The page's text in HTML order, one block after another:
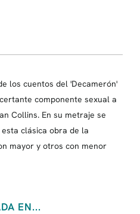
los cuentos del 'Decamerón'
componente sexual a
Collins. En su metraje se
clásica obra de la
mayor y otros con menor
EN...